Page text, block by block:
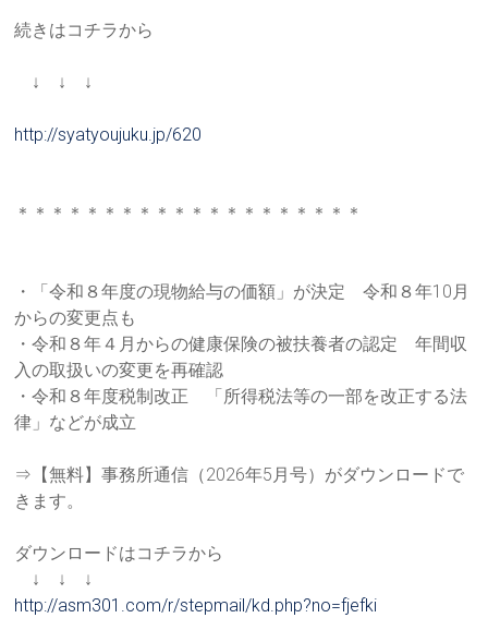
続きはコチラから
↓ ↓ ↓
http://syatyoujuku.jp/620
＊＊＊＊＊＊＊＊＊＊＊＊＊＊＊＊＊＊＊＊
・「令和８年度の現物給与の価額」が決定 令和８年10月
からの変更点も
・令和８年４月からの健康保険の被扶養者の認定 年間収
入の取扱いの変更を再確認
・令和８年度税制改正 「所得税法等の一部を改正する法
律」などが成立
⇒【無料】事務所通信（2026年5月号）がダウンロードで
きます。
ダウンロードはコチラから
↓ ↓ ↓
http://asm301.com/r/stepmail/kd.php?no=fjefki